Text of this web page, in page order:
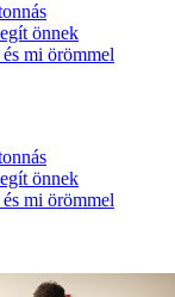
önnek
mi örömmel
önnek
mi örömmel